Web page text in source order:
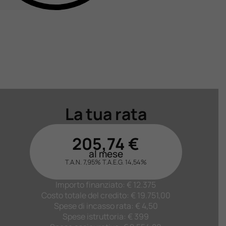
La tua rata
205,74 €
al mese
T.A.N. 7,95% T.A.E.G. 14,54%
Importo finanziato: € 12.375
Costo totale del credito: € 19.751,00
Spese di incasso rata: € 4,50
Spese istruttoria: € 399